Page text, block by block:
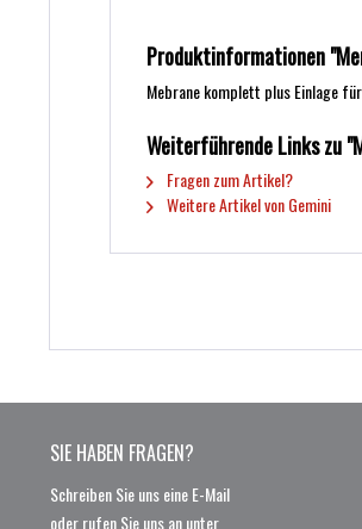
Produktinformationen
Mebrane komplett plus Einlage
Weiterführende Links zu
Fragen zum Artikel?
Weitere Artikel von Gemini
SIE HABEN FRAGEN?
Schreiben Sie uns eine E-Mail
oder rufen Sie uns an unter